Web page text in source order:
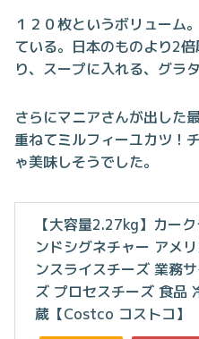
１２０枚というボリューム
ている。日本のものより2
り、スープに入れる、グラ
さらにマニアさんが出した
重ねてミルフィーユカツ！
ゃ美味しそうでした。
【大容量2.27kg】カーク
ンドシグネチャー アメ
ンスライスチーズ 業務
ズ プロセスチーズ 食品
蔵【Costco コストコ】